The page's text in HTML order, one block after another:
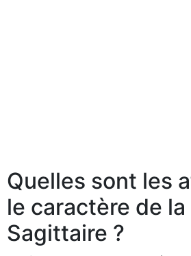
Quelles sont les
le caractère de
Sagittaire ?